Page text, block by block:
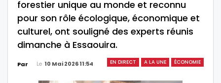
forestier unique au monde et reconnu
pour son rôle écologique, économique et
culturel, ont souligné des experts réunis
dimanche à Essaouira.
EN DIRECT A LA UNE ÉCONOMIE
Par Le 10 Mai 2026 11:54